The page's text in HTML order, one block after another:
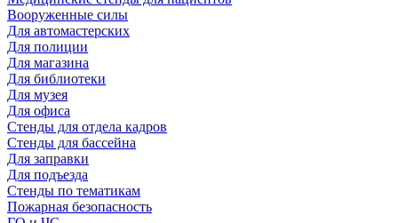
Вооруженные силы
Для автомастерских
Для полиции
Для магазина
Для библиотеки
Для музея
Для офиса
Стенды для отдела кадров
Стенды для бассейна
Для заправки
Для подъезда
Стенды по тематикам
Пожарная безопасность